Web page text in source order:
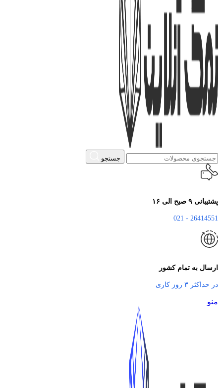
جستجو
پشتیبانی ۹ صبح الی ۱۶
26414551 - 021
ارسال به تمام کشور
در حداکثر ۳ روز کاری
منو